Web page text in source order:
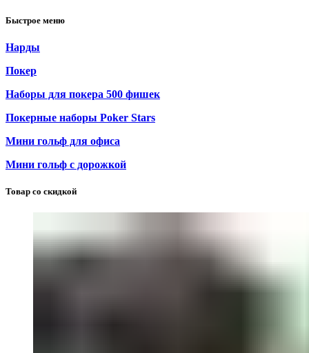
Быстрое меню
Нарды
Покер
Наборы для покера 500 фишек
Покерные наборы Poker Stars
Мини гольф для офиса
Мини гольф с дорожкой
Товар со скидкой